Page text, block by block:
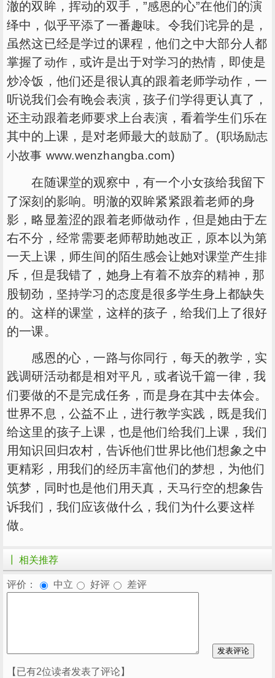
澈的双眸，挥动的双手，”感恩的心”在他们的演
绎中，似乎平添了一番趣味。令我们诧异的是，
虽然这已经是学过的课程，他们之中大部分人都
掌握了动作 ，或许是出于对学习的热情，即使是
炒冷饭，他们还是很认真的跟着老师学动作，一
听说我们会有晚会表演，孩子们学得更认真了，
还主动跟着老师要求上台表演，看着学生们乐在
其中的上课，是对老师最大的鼓励了。(职场励志
小故事 www.wenzhangba.com)
在随课堂的观察中，有一个小女孩给我留下
了深刻的影响。明澈的双眸紧紧跟着老师的身
影，略显羞涩的跟着老师做动作，但是她由于左
右不分，经常需要老师帮助她改正，原本以为第
一天上课，师生间的陌生感会让她对课堂产生排
斥，但是我错了，她身上有着不放弃的精神 ，那
股韧劲， 坚持学习的态度是很多学生身上都缺失
的。这样的课堂，这样的孩子，给我们上了很好
的一课。
感恩的心，一路与你同行，每天的教学，实
践调研活动都是相对平凡 ，或者说千篇一律，我
们要做的不是完成任务，而是身在其中去体会。
世界不息，公益不止，进行教学实践，既是我们
给这里的孩子上课，也是他们给我们上课，我们
用知识回归农村，告诉他们世界比他们想象之中
更精彩，用我们的经历丰富他们的梦想 ，为他们
筑梦，同时也是他们用天真 ， 天马行空的想象告
诉我们，我们应该做什么，我们为什么要这样
做。
┃ 相关推荐
评价： 中立 好评 差评
【已有2位读者发表了评论】